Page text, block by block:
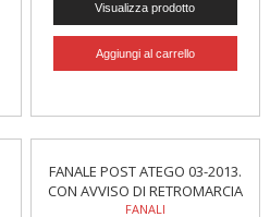
FANALE POST ATEGO 03-2013.
CON AVVISO DI RETROMARCIA
FANALI